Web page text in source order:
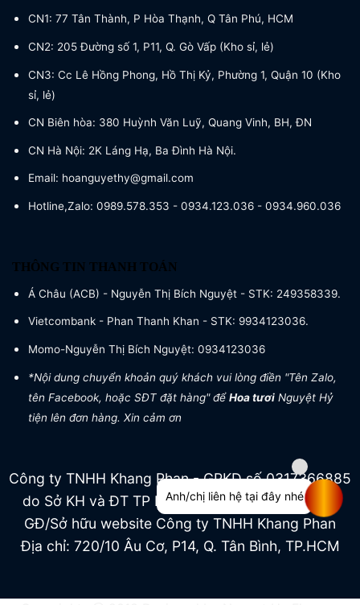
CN1: 77 Tân Thành, P Hòa Thạnh, Q Tân Phú, HCM
CN2: 205 Đường số 1, P11, Q. Gò Vấp (Kho sỉ, lẻ)
CN3: Cc Lê Hồng Phong, Hồ Thị Kỷ, Phường 1, Quận 10 (Kho
sỉ, lẻ)
CN Biên hòa: 380 Huỳnh Văn Luỹ, Quang Vinh, BH, ĐN
CN Hà Nội: 2K Láng Hạ, Ba Đình Hà Nội.
Email: hoanguyethy@gmail.com
Hotline,Zalo: 0989.578.353 - 0934.123.036 - 0934.960.036
THÔNG TIN THANH TOÁN
Á Châu (ACB) - Nguyễn Thị Bích Nguyệt - STK: 249358339.
Vietcombank - Phan Thanh Khan - STK: 9934123036.
Momo-Nguyễn Thị Bích Nguyệt: 0934123036
*Nội dung chuyển khoản quý khách vui lòng điền "Tên Zalo,
tên Facebook, hoặc SĐT đặt hàng" đểHoa tươi Nguyệt Hỷ
tiện lên đơn hàng. Xin cảm ơn
Công ty TNHH Khang Phan - GPKD số 0317366885
do Sở KH và ĐT TP HCM cấp ngày 04/07/2022
GĐ/Sở hữu website Công ty TNHH Khang Phan
Địa chỉ: 720/10 Âu Cơ, P14, Q. Tân Bình, TP.HCM
Anh/chị liên hệ tại đây nhé